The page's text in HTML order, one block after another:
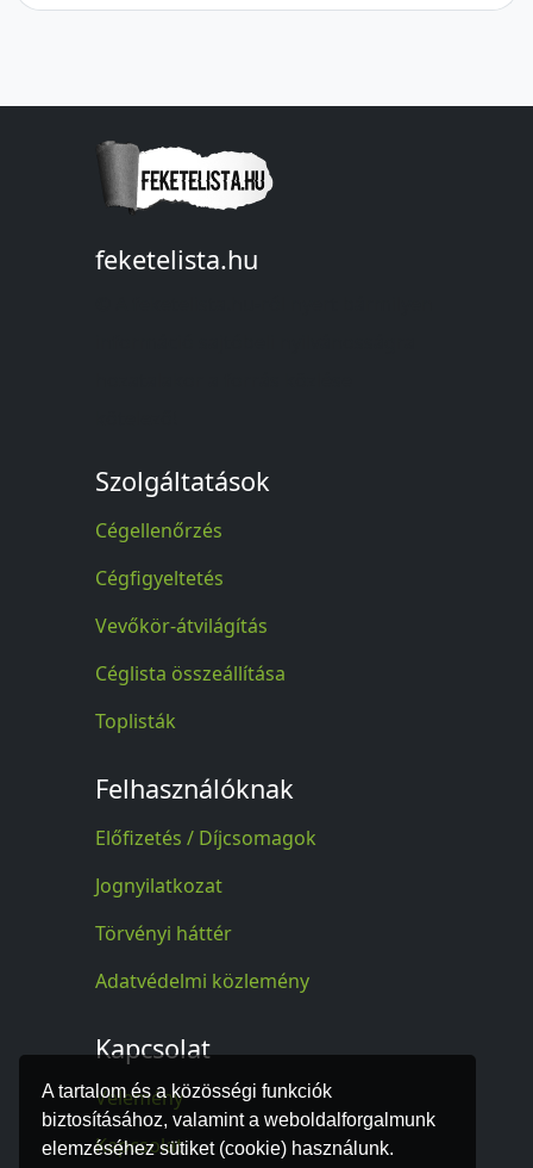
A tartalom és a közösségi funkciók
biztosításához, valamint a weboldalforgalmunk
elemzéséhez sütiket (cookie) használunk.
feketelista.hu
Szolgáltatások
Cégellenőrzés
Cégfigyeltetés
Vevőkör-átvilágítás
Céglista összeállítása
Toplisták
Felhasználóknak
Előfizetés / Díjcsomagok
Jognyilatkozat
Törvényi háttér
Adatvédelmi közlemény
Kapcsolat
Vélemény
Kapcsolat